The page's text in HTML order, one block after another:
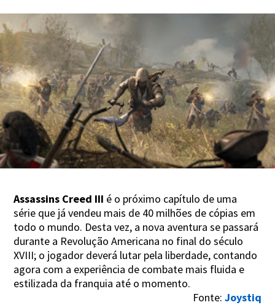
Assassins Creed III é o próximo capítulo de uma
série que já vendeu mais de 40 milhões de cópias em
todo o mundo. Desta vez, a nova aventura se passará
durante a Revolução Americana no final do século
XVIII; o jogador deverá lutar pela liberdade, contando
agora com a experiência de combate mais fluida e
estilizada da franquia até o momento.
Fonte: Joystiq